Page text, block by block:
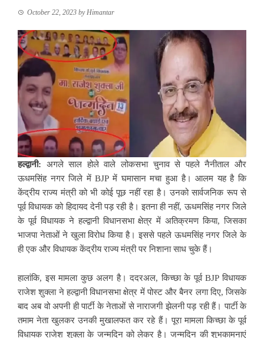
October 22, 2023 byHimantar
हल्द्वानी: अगले साल होले वाले लोकसभा चुनाव से पहले नैनीताल और
ऊधमसिंह नगर जिले में BJP में घमासान मचा हुआ है। आलम यह है कि
केंद्रीय राज्य मंत्री को भी कोई पूछ नहीं रहा है। उनको सार्वजनिक रूप से
पूर्व विधायक को हिदायद देनी पड़ रही है। इतना ही नहीं, ऊधमसिंह नगर जिले
के पूर्व विधायक ने हल्द्वानी विधानसभा क्षेत्र में अतिक्रमण किया, जिसका
भाजपा नेताओं ने खुला विरोध किया है। इससे पहले ऊधमसिंह नगर जिले के
ही एक और विधायक केंद्रीय राज्य मंत्री पर निशाना साध चुके हैं।
हालांकि, इस मामला कुछ अलग है। ददरअल, किच्छा के पूर्व BJP विधायक
राजेश शुक्ला ने हल्द्वानी विधानसभा क्षेत्र में पोस्ट और बैनर लगा दिए, जिसके
बाद अब वो अपनी ही पार्टी के नेताओं से नाराजगी झेलनी पड़ रही हैं। पार्टी के
तमाम नेता खुलकर उनकी मुखालफत कर रहे हैं। पूरा मामला किच्छा के पूर्व
विधायक राजेश शुक्ला के जन्मदिन को लेकर है। जन्मदिन की शुभकामनाएं